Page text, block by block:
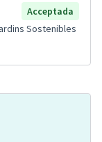
Acceptada
Sostenibles